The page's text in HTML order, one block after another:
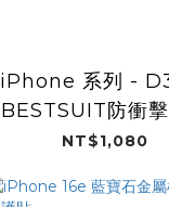
iPhone 系列 -
BESTSUIT防衝擊
保護貼
NT$1,080